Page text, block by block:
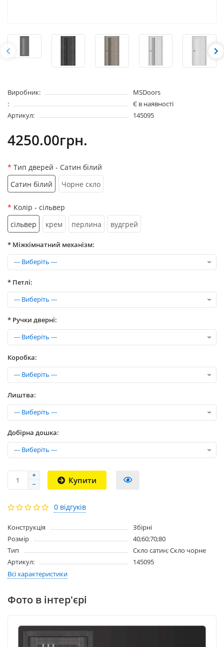
Виробник:
MSDoors
:
Є в наявності
Артикул:
145095
4250.00грн.
Тип дверей - Сатин білий
Сатин білий
Чорне скло
Колір - сільвер
сільвер
крем перлина вудгрей
* Міжкімнатний механізм:
* Петлі:
* Ручки дверні:
Коробка:
Лиштва:
Добірна дошка:
Купити
0 відгуків
Конструкція
Збірні
Розмір
40;60;70;80
Тип
Скло сатин; Скло чорне
Артикул:
145095
Всі характеристики
Фото в інтер'єрі